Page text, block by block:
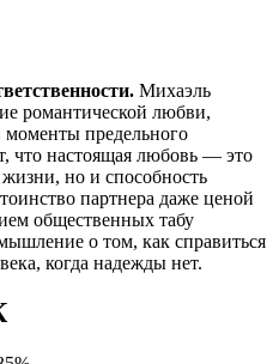
Михаэль
романтической любви,
моменты предельного
что настоящая любовь — это
жизни, но и способность
партнера даже ценой
общественных табу
о том, как справиться
когда надежды нет.